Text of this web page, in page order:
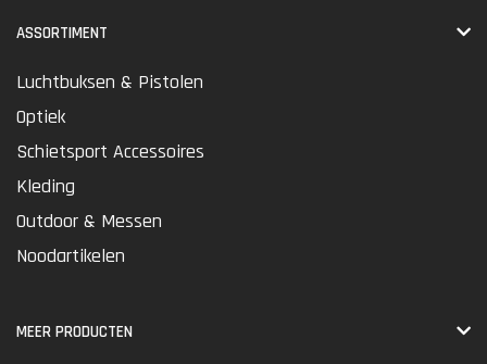
ASSORTIMENT
Luchtbuksen & Pistolen
Optiek
Schietsport Accessoires
Kleding
Outdoor & Messen
Noodartikelen
MEER PRODUCTEN